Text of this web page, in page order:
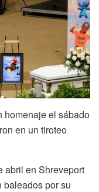
homenaje el sábado
en un tiroteo
abril en Shreveport
baleados por su